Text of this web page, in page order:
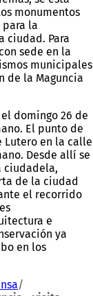
monumentos
la
ciudad. Para
sede en la
municipales
de la Maguncia
domingo 26 de
El punto de
Lutero en la calle
Desde allí se
ciudadela,
de la ciudad
el recorrido
e
ya
en los